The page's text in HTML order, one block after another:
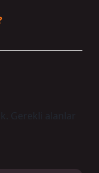
Gerekli alanlar